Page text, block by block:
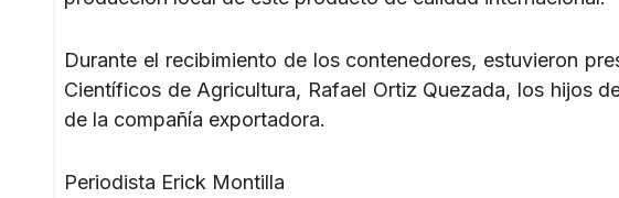
Durante el recibimiento de los contenedores, estuvieron
Científicos de Agricultura, Rafael Ortiz Quezada, los hijos
de la compañía exportadora.
Periodista Erick Montilla